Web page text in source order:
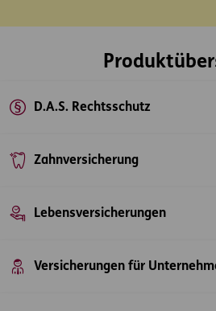
D.A.S. Rechtsschutz
Zahnversicherung
Lebensversicherungen
Versicherungen für